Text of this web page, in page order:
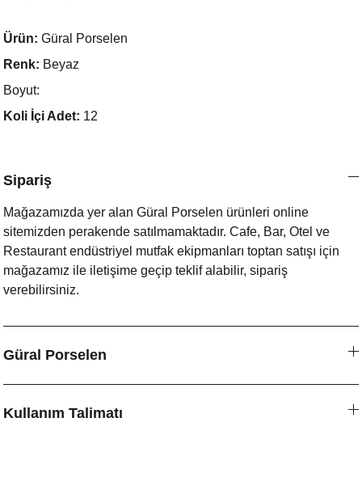
Ürün: Güral Porselen
Renk: Beyaz
Boyut:
Koli İçi Adet: 12
Sipariş
Mağazamızda yer alan Güral Porselen ürünleri online
sitemizden perakende satılmamaktadır. Cafe, Bar, Otel ve
Restaurant endüstriyel mutfak ekipmanları toptan satışı için
mağazamız ile iletişime geçip teklif alabilir, sipariş
verebilirsiniz.
Güral Porselen
Kullanım Talimatı